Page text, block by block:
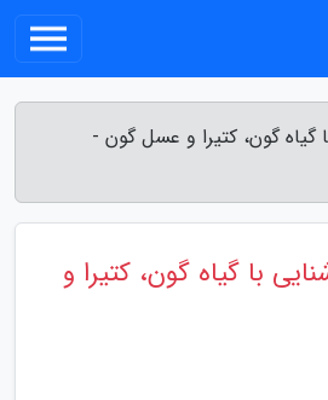
گون، کتیرا و عسل گون -
با گیاه گون، کتیرا و